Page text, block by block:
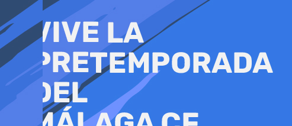
al
contenido